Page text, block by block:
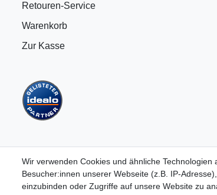
Wir verwenden Cookies und ähnliche
Besucher:innen unserer Webseite (z.B. IP-
einzubinden oder Zugriffe auf unsere Website zu
Retouren-Service
Warenkorb
Zur Kasse